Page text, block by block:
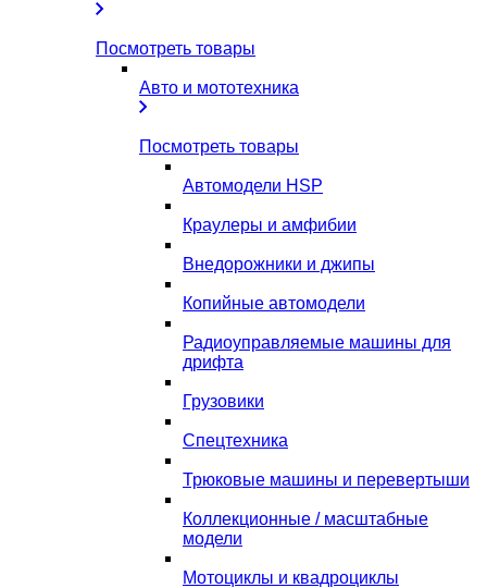
Посмотреть товары
Авто и мототехника
Посмотреть товары
Автомодели HSP
Краулеры и амфибии
Внедорожники и джипы
Копийные автомодели
Радиоуправляемые машины для
дрифта
Грузовики
Спецтехника
Трюковые машины и перевертыши
Коллекционные / масштабные
модели
Мотоциклы и квадроциклы